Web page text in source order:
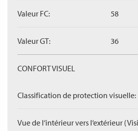
Valeur FC: 58
Valeur GT: 36
CONFORT VISUEL
Classification de protection visuelle:
Vue de l‘intérieur vers l‘extérieur